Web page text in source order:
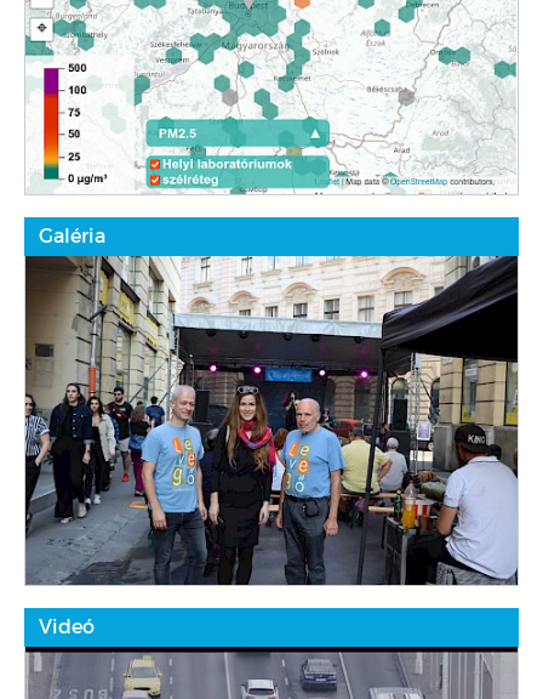
Galéria
Videó